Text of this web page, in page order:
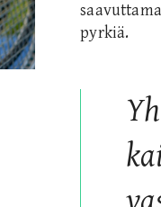
pyrkiä.